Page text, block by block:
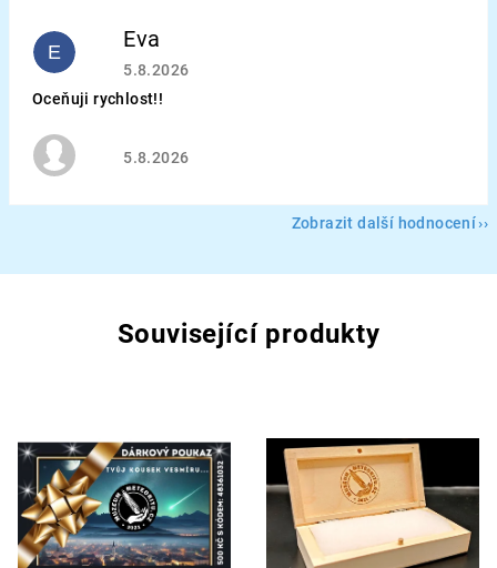
E Eva
Hodnocení obchodu je 5 z 5 hvězdiček.
5.8.2026
Oceňuji rychlost!!
Hodnocení obchodu je 5 z 5 hvězdiček.
5.8.2026
Zobrazit další hodnocení
Související produkty